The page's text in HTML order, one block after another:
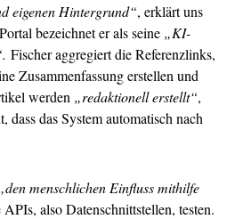
eigenen Hintergrund“, erklärt uns
bezeichnet er als seine „KI-
Fischer aggregiert die Referenzlinks,
Zusammenfassung erstellen und
werden „redaktionell erstellt“,
dass das System automatisch nach
menschlichen Einfluss mithilfe
also Datenschnittstellen, testen.